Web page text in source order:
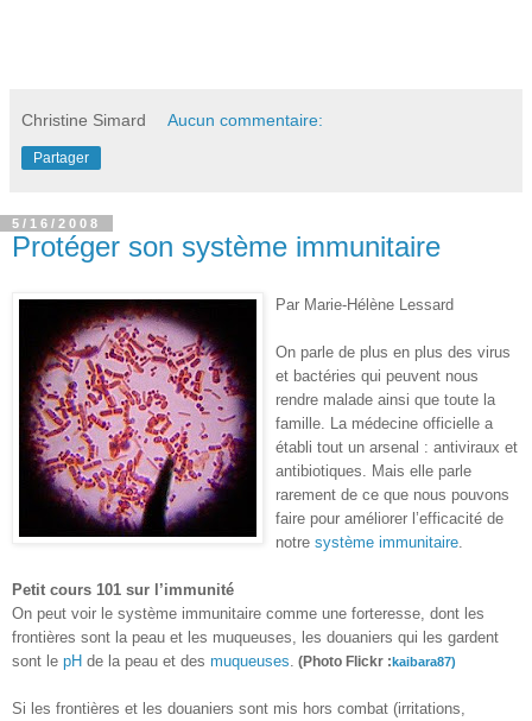
Christine Simard Aucun commentaire:
Partager
5/16/2008
Protéger son système immunitaire
Par Marie-Hélène Lessard
On parle de plus en plus des virus
et bactéries qui peuvent nous
rendre malade ainsi que toute la
famille. La médecine officielle a
établi tout un arsenal : antiviraux et
antibiotiques. Mais elle parle
rarement de ce que nous pouvons
faire pour améliorer l’efficacité de
notre système immunitaire
Petit cours 101 sur l’immunité
On peut voir le système immunitaire comme une forteresse, dont les
frontières sont la peau et les muqueuses, les douaniers qui les gardent
sont le pH de la peau et des muqueuses (Photo Flickr :kaibara87)
Si les frontières et les douaniers sont mis hors combat (irritations,